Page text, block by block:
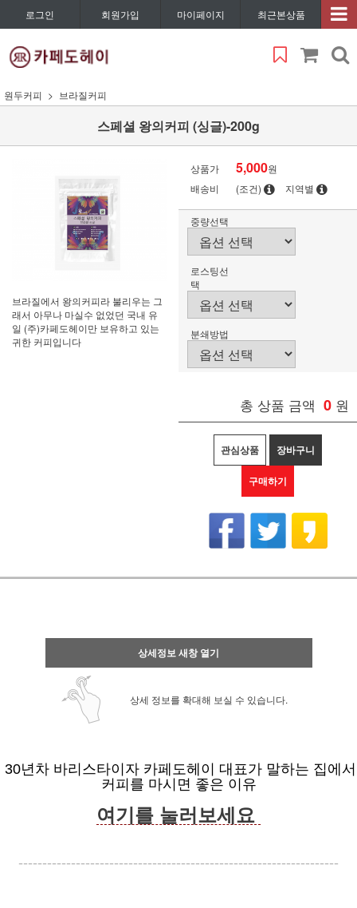
로그인 회원가입 마이페이지 최근본상품
원두커피 브라질커피
스페셜 왕의커피 (싱글)-200g
브라질에서 왕의커피라 불리우는 그
래서 아무나 마실수 없었던 국내 유
일 (주)카페도헤이만 보유하고 있는
귀한 커피입니다
상품가 5,000원
배송비
(조건) 지역별
중량선택
로스팅선
택
분쇄방법
총 상품 금액 0 원
관심상품 장바구니
구매하기
상세정보 새창 열기
상세 정보를 확대해 보실 수 있습니다.
30년차 바리스타이자 카페도헤이 대표가 말하는 집에서
커피를 마시면 좋은 이유
여기를 눌러보세요
-------------------------------------------------------------------